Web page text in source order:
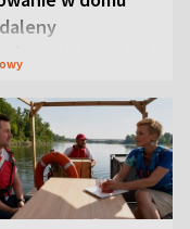
Lisieckiej.